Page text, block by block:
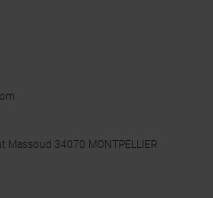
Massoud 34070 MONTPELLIER